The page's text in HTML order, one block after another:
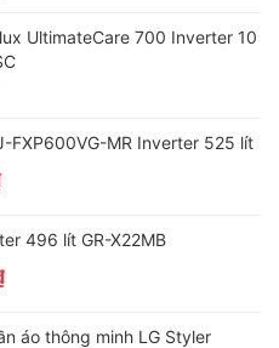
UltimateCare 700 Inverter 10
FXP600VG-MR Inverter 525 lít
496 lít GR-X22MB
áo thông minh LG Styler